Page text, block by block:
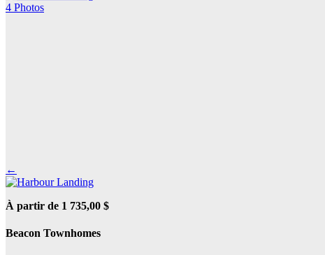
4 Photos
←
À partir de 1 735,00 $
Beacon Townhomes